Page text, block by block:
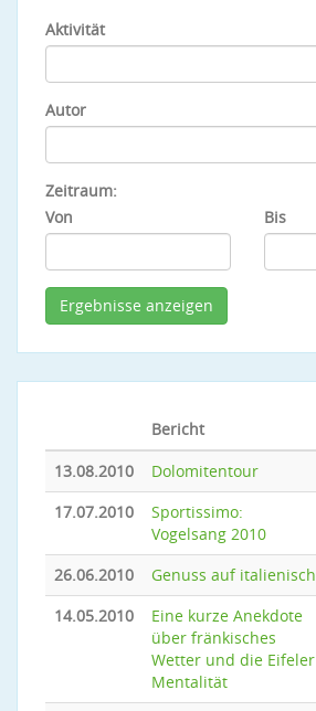
Aktivität
Autor
Zeitraum:
Von
Bis
Bericht
13.08.2010
Dolomitentour
17.07.2010
Sportissimo:
Vogelsang 2010
26.06.2010 Genuss auf italienisch
14.05.2010
Eine kurze Anekdote
über fränkisches
Wetter und die Eifeler
Mentalität